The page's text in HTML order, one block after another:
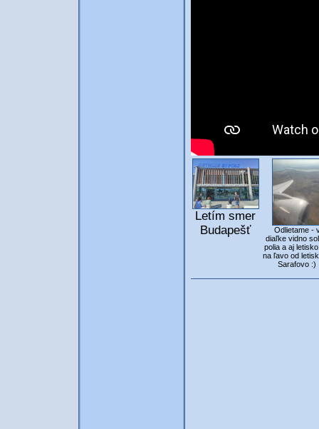
Letím smer
Budapešť
Odlietame -
diaľke vidno
polia a aj
na ľavo od
Sarafovo :)